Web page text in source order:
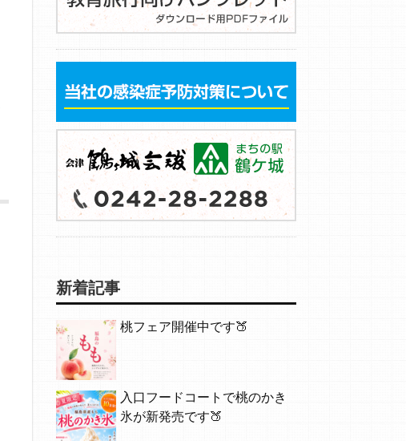
新着記事
桃フェア開催中です🍑
入口フードコートで桃のかき
氷が新発売です🍑